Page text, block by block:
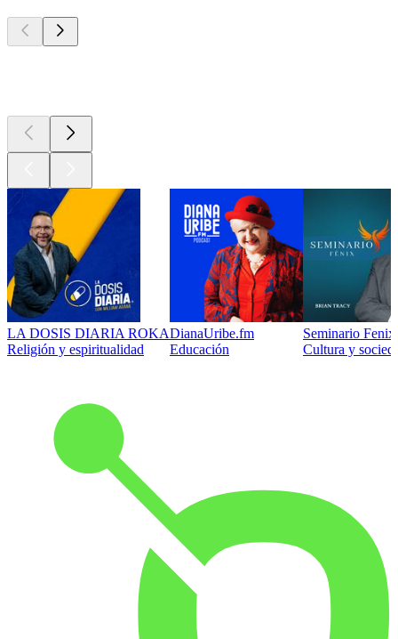
LA DOSIS DIARIA ROKA
Religión y espiritualidad
DianaUribe.fm
Educación
Seminario
Cultura y